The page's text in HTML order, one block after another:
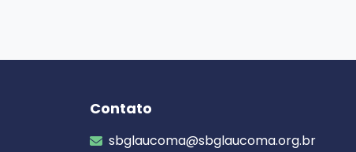
Contato
sbglaucoma@sbglaucoma.org.br